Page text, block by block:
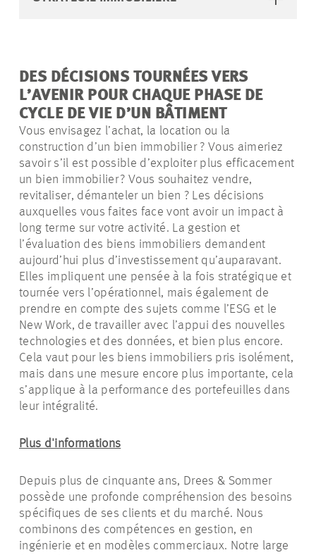
DES DÉCISIONS TOURNÉES VERS
L’AVENIR POUR CHAQUE PHASE DE
CYCLE DE VIE D’UN BÂTIMENT
Vous envisagez l’achat, la location ou la
construction d’un bien immobilier ? Vous aimeriez
savoir s’il est possible d’exploiter plus efficacement
un bien immobilier ? Vous souhaitez vendre,
revitaliser, démanteler un bien ? Les décisions
auxquelles vous faites face vont avoir un impact à
long terme sur votre activité. La gestion et
l’évaluation des biens immobiliers demandent
aujourd’hui plus d’investissement qu’auparavant.
Elles impliquent une pensée à la fois stratégique et
tournée vers l’opérationnel, mais également de
prendre en compte des sujets comme l’ESG et le
New Work, de travailler avec l’appui des nouvelles
technologies et des données, et bien plus encore.
Cela vaut pour les biens immobiliers pris isolément,
mais dans une mesure encore plus importante, cela
s’applique à la performance des portefeuilles dans
leur intégralité.
Plus d'informations
Depuis plus de cinquante ans, Drees & Sommer
possède une profonde compréhension des besoins
spécifiques de ses clients et du marché. Nous
combinons des compétences en gestion, en
ingénierie et en modèles commerciaux. Notre large